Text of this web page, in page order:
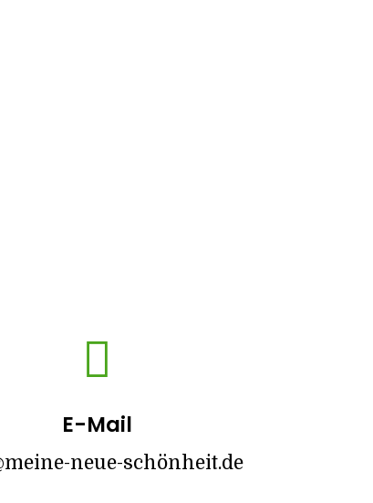

E-Mail
neue-schönheit.de